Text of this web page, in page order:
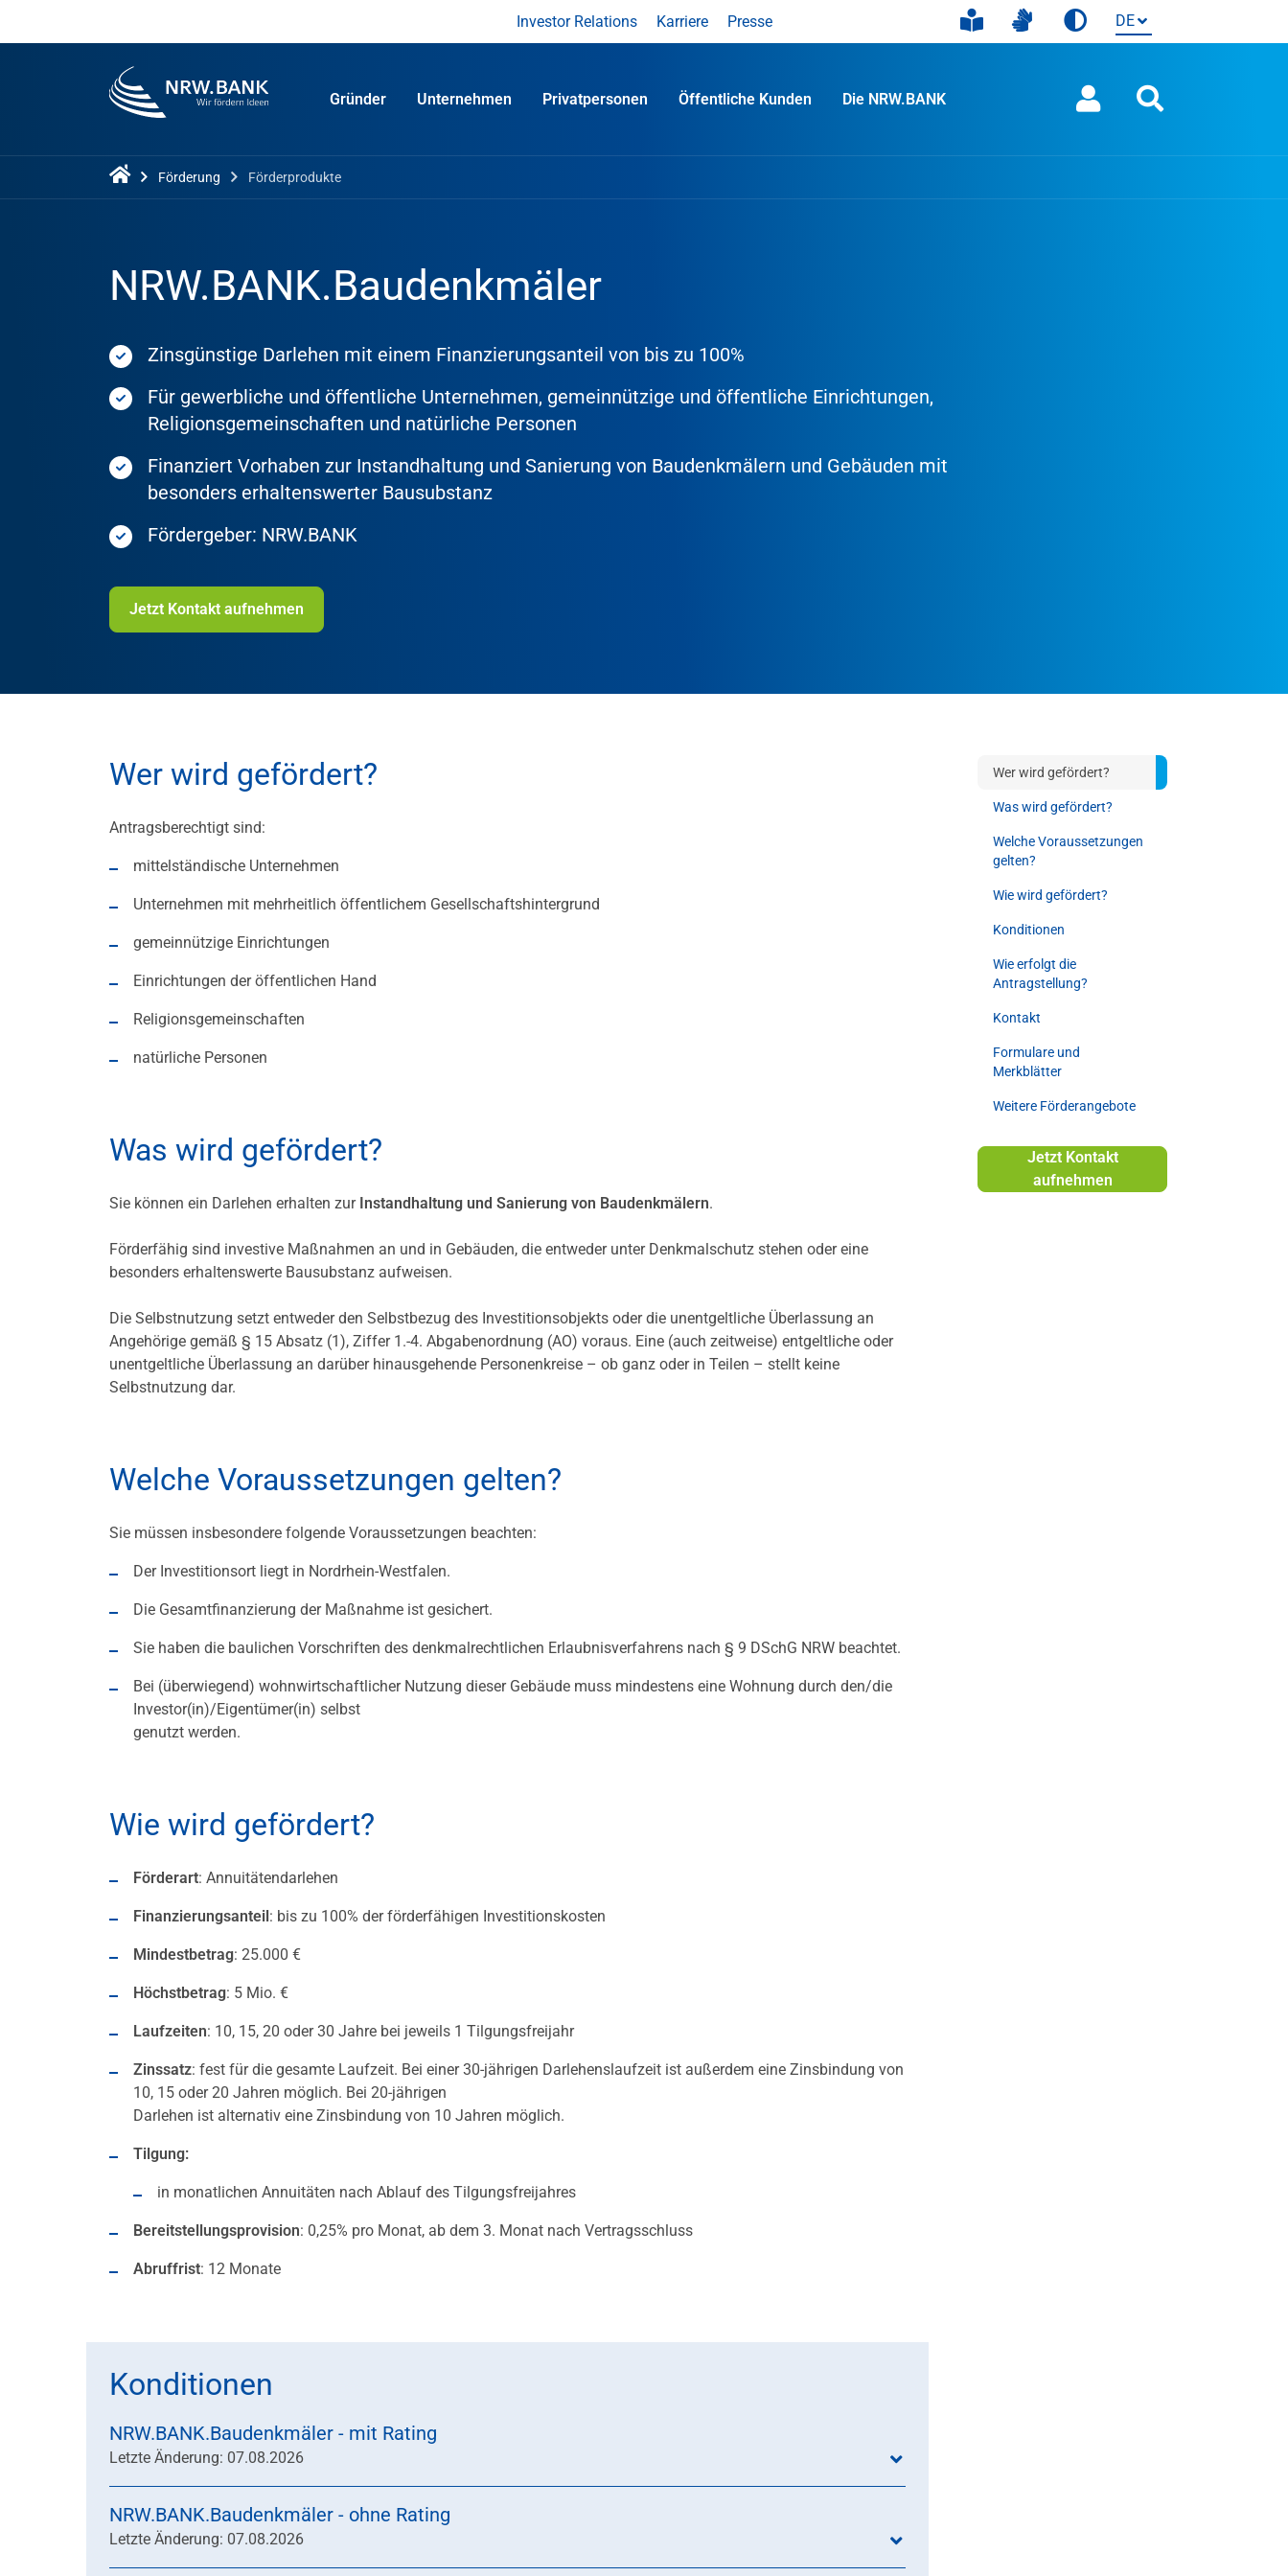
Investor Relations Karriere Presse
Gründer Unternehmen Privatpersonen Öffentliche Kunden Die NRW.BANK
Förderung Förderprodukte
NRW.BANK.Baudenkmäler
Zinsgünstige Darlehen mit einem Finanzierungsanteil von bis zu 100%
Für gewerbliche und öffentliche Unternehmen, gemeinnützige und öffentliche Einrichtungen,
Religionsgemeinschaften und natürliche Personen
Finanziert Vorhaben zur Instandhaltung und Sanierung von Baudenkmälern und Gebäuden mit
besonders erhaltenswerter Bausubstanz
Fördergeber: NRW.BANK
Jetzt Kontakt aufnehmen
Wer wird gefördert?
Antragsberechtigt sind:
mittelständische Unternehmen
Unternehmen mit mehrheitlich öffentlichem Gesellschaftshintergrund
gemeinnützige Einrichtungen
Einrichtungen der öffentlichen Hand
Religionsgemeinschaften
natürliche Personen
Was wird gefördert?
Sie können ein Darlehen erhalten zur Instandhaltung und Sanierung von Baudenkmälern.
Förderfähig sind investive Maßnahmen an und in Gebäuden, die entweder unter Denkmalschutz stehen oder eine
besonders erhaltenswerte Bausubstanz aufweisen.
Die Selbstnutzung setzt entweder den Selbstbezug des Investitionsobjekts oder die unentgeltliche Überlassung an
Angehörige gemäß § 15 Absatz (1), Ziffer 1.-4. Abgabenordnung (AO) voraus. Eine (auch zeitweise) entgeltliche oder
unentgeltliche Überlassung an darüber hinausgehende Personenkreise – ob ganz oder in Teilen – stellt keine
Selbstnutzung dar.
Welche Voraussetzungen gelten?
Sie müssen insbesondere folgende Voraussetzungen beachten:
Der Investitionsort liegt in Nordrhein-Westfalen.
Die Gesamtfinanzierung der Maßnahme ist gesichert.
Sie haben die baulichen Vorschriften des denkmalrechtlichen Erlaubnisverfahrens nach § 9 DSchG NRW beachtet.
Bei (überwiegend) wohnwirtschaftlicher Nutzung dieser Gebäude muss mindestens eine Wohnung durch den/die
Investor(in)/Eigentümer(in) selbst
genutzt werden.
Wie wird gefördert?
Förderart: Annuitätendarlehen
Finanzierungsanteil: bis zu 100% der förderfähigen Investitionskosten
Mindestbetrag: 25.000 €
Höchstbetrag: 5 Mio. €
Laufzeiten: 10, 15, 20 oder 30 Jahre bei jeweils 1 Tilgungsfreijahr
Zinssatz: fest für die gesamte Laufzeit. Bei einer 30-jährigen Darlehenslaufzeit ist außerdem eine Zinsbindung von
10, 15 oder 20 Jahren möglich. Bei 20-jährigen
Darlehen ist alternativ eine Zinsbindung von 10 Jahren möglich.
Tilgung:
in monatlichen Annuitäten nach Ablauf des Tilgungsfreijahres
Bereitstellungsprovision: 0,25% pro Monat, ab dem 3. Monat nach Vertragsschluss
Abruffrist: 12 Monate
Konditionen
NRW.BANK.Baudenkmäler - mit Rating
Letzte Änderung: 07.08.2026
NRW.BANK.Baudenkmäler - ohne Rating
Letzte Änderung: 07.08.2026
Jetzt Kontakt
aufnehmen
Wer wird gefördert?
Was wird gefördert?
Welche Voraussetzungen
gelten?
Wie wird gefördert?
Konditionen
Wie erfolgt die
Antragstellung?
Kontakt
Formulare und
Merkblätter
Weitere Förderangebote